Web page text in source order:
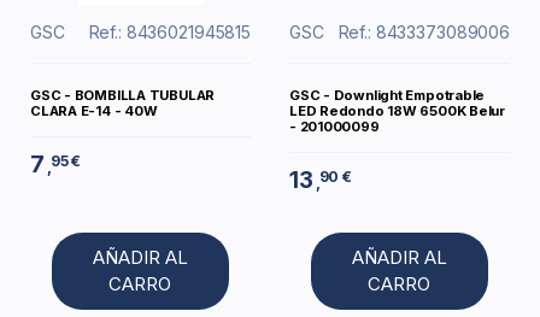
GSC Ref.: 8436021945815
GSC - BOMBILLA TUBULAR
CLARA E-14 - 40W
7 ,95 €
AÑADIR AL
CARRO
GSC Ref.: 8433373089006
GSC - Downlight Empotrable
LED Redondo 18W 6500K Belur
- 201000099
13 ,90 €
AÑADIR AL
CARRO